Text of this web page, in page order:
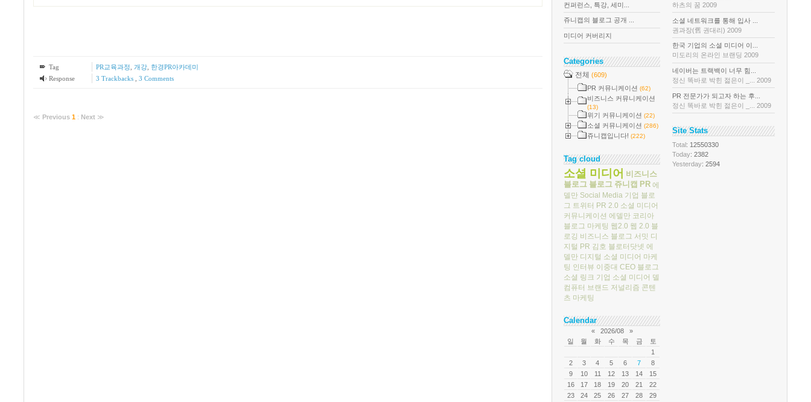
Tag PR교육과정 개강, 한경PR아카데미
Response
3 Trackbacks 3 Comments
≪ Previous 1 : Next ≫
컨퍼런스, 특강, 세미...
쥬니캡의 블로그 공개 ...
미디어 커버리지
Categories
전체 (609)
PR 커뮤니케이션 (62)
비즈니스 커뮤니케이션
(13)
위기 커뮤니케이션 (22)
소셜 커뮤니케이션 (286)
쥬니캡입니다! (222)
Tag cloud
소셜 미디어 비즈니스
블로그 블로그 쥬니캡 PR 에
델만 Social Media 기업 블로
그 트위터 PR 2.0 소셜 미디어
커뮤니케이션 에델만 코리아
블로그 마케팅 웹2.0 웹 2.0 블
로깅 비즈니스 블로그 서밋 디
지털 PR 김호 블로터닷넷 에
델만 디지털 소셜 미디어 마케
팅 인터뷰 이중대 CEO 블로그
소셜 링크 기업 소셜 미디어 델
컴퓨터 브랜드 저널리즘 콘텐
츠 마케팅
Calendar
« 2026/08
»
일
월 화 수 목 금
토
1
2
3 4 5 6 7
8
9
10 11 12 13 14
15
16
17 18 19 20 21
22
23
24 25 26 27 28 29
하츠의 꿈 2009
소셜 네트워크를 통해 입사 ...
권과장(舊 권대리) 2009
한국 기업의 소셜 미디어 이...
미도리의 온라인 브랜딩 2009
네이버는 트랙백이 너무 힘...
정신 똑바로 박힌 젊은이 _... 2009
PR 전문가가 되고자 하는 후...
정신 똑바로 박힌 젊은이 _... 2009
Site Stats
Total: 12550330
Today: 2382
Yesterday: 2594